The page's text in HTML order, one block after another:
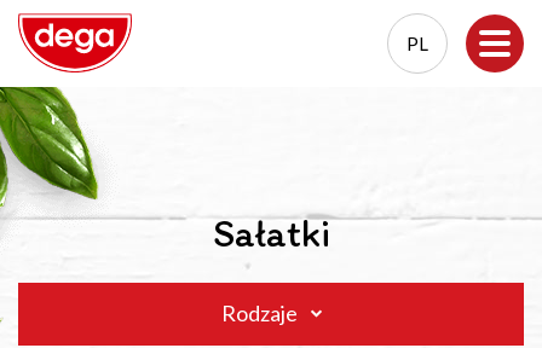
PL
PL
EN
Sałatki
Rodzaje